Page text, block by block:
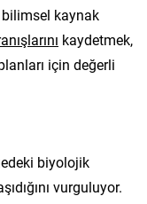
bilimsel kaynak
kaydetmek,
için değerli
biyolojik
vurguluyor.